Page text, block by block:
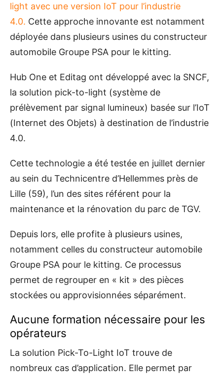
light avec une version IoT pour l’industrie
4.0. Cette approche innovante est notamment
déployée dans plusieurs usines du constructeur
automobile Groupe PSA pour le kitting.
Hub One et Editag ont développé avec la SNCF,
la solution pick-to-light (système de
prélèvement par signal lumineux) basée sur l’IoT
(Internet des Objets) à destination de l’industrie
4.0.
Cette technologie a été testée en juillet dernier
au sein du Technicentre d’Hellemmes près de
Lille (59), l’un des sites référent pour la
maintenance et la rénovation du parc de TGV.
Depuis lors, elle profite à plusieurs usines,
notamment celles du constructeur automobile
Groupe PSA pour le kitting. Ce processus
permet de regrouper en « kit » des pièces
stockées ou approvisionnées séparément.
Aucune formation nécessaire pour les
opérateurs
La solution Pick-To-Light IoT trouve de
nombreux cas d’application. Elle permet par